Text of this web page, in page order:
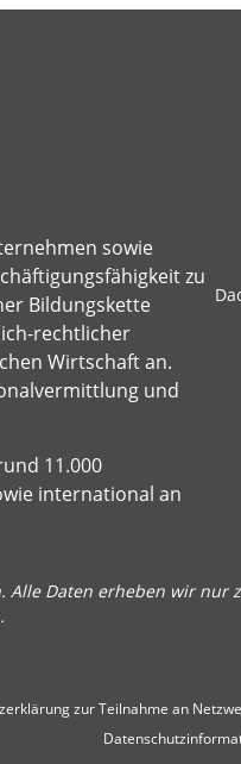
sowie
zu
Bildungskette
rechtlicher
Wirtschaft an.
und
11.000
international an
Daten erheben wir nur
zur Teilnahme an